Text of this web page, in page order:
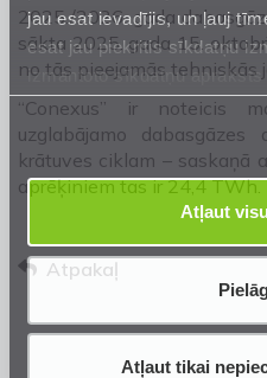
jau esat ievadījis, un ļauj
esat jau piekritis sīkdatņu
izmantoto sīkdatņu
mūsuPrivātuma atrunā.
Atļaut
Atļaut tikai
2025./2026. gada
sākta 2025. gada 15.
no tās pieejamās tehniskās
“Conexus” ir noteicis
uzglabājamo
krātuves ciklam – saskaņā
aprēķiniem tas ir 24,4 TWh.
Atpakaļ